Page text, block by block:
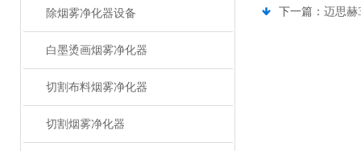
除烟雾净化器设备
白墨烫画烟雾净化器
切割布料烟雾净化器
切割烟雾净化器
下一篇： 迈思赫